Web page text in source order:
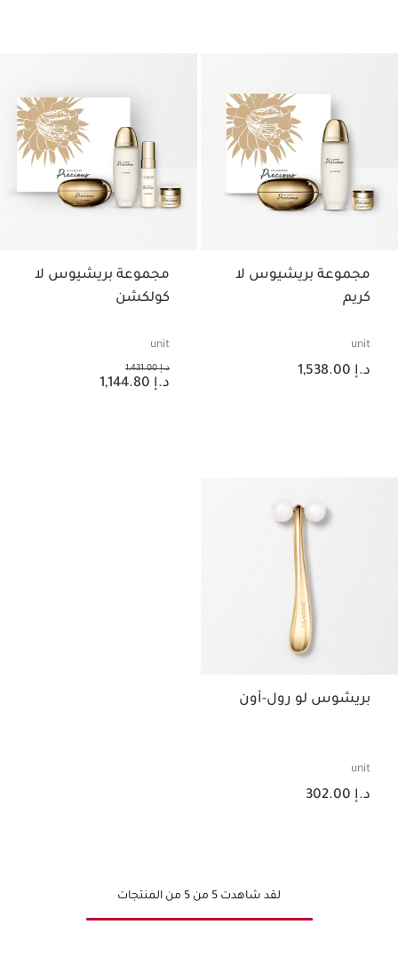
مجموعة بريشيوس لا
كريم
unit
السعر الحالي هو د.إ 1,538.00
د.إ 1,538.00
مجموعة بريشيوس لا
كولكشن
unit
د.إ 1,431.00
السعر الحالي هو د.إ 1,144.80
د.إ 1,144.80
بريشوس لو رول-أون
unit
السعر الحالي هو د.إ 302.00
د.إ 302.00
لقد شاهدت 5 من 5 من المنتجات